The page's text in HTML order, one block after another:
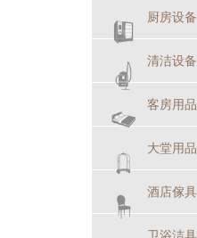
厨房设备
清洁设
客房用
大堂用
酒店傢具